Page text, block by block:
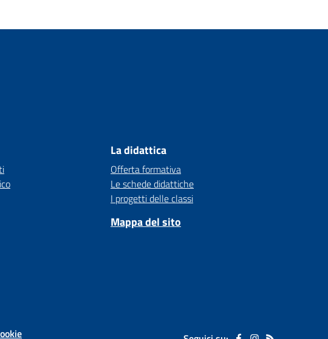
La didattica
Offerta formativa
Le schede didattiche
I progetti delle classi
Mappa del sito